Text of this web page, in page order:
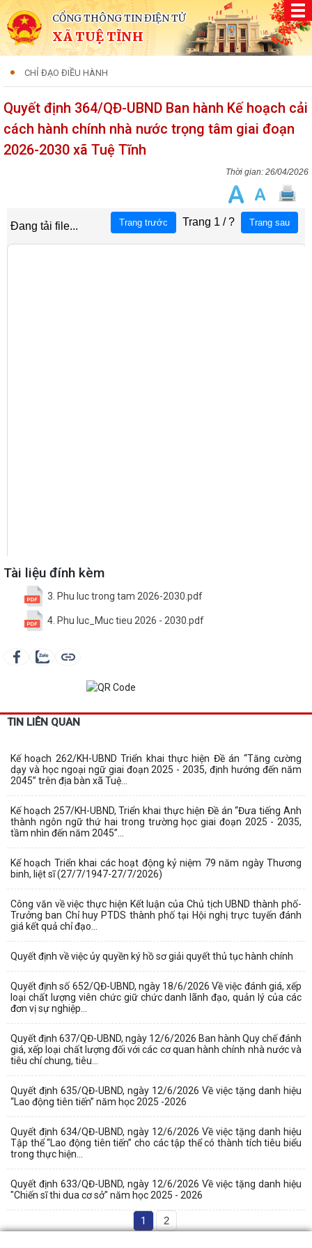
CỔNG THÔNG TIN ĐIỆN TỬ
XÃ TUỆ TĨNH
CHỈ ĐẠO ĐIỀU HÀNH
Quyết định 364/QĐ-UBND Ban hành Kế hoạch cải
cách hành chính nhà nước trọng tâm giai đoạn
2026-2030 xã Tuệ Tĩnh
26/04/2026
Tài liệu đính kèm
3. Phu luc trong tam 2026-2030.pdf
4. Phu luc_Muc tieu 2026 - 2030.pdf
TIN LIÊN QUAN
Kế hoạch 262/KH-UBND Triển khai thực hiện Đề án “Tăng cường
dạy và học ngoại ngữ giai đoạn 2025 - 2035, định hướng đến năm
2045” trên địa bàn xã Tuệ...
Kế hoạch 257/KH-UBND, Triển khai thực hiện Đề án “Đưa tiếng Anh
thành ngôn ngữ thứ hai trong trường học giai đoạn 2025 - 2035,
tầm nhìn đến năm 2045”...
Kế hoạch Triển khai các hoạt động kỷ niệm 79 năm ngày Thương
binh, liệt sĩ (27/7/1947-27/7/2026)
Công văn về việc thực hiện Kết luận của Chủ tịch UBND thành phố-
Trưởng ban Chỉ huy PTDS thành phố tại Hội nghị trực tuyến đánh
giá kết quả chỉ đạo...
Quyết định về việc ủy quyền ký hồ sơ giải quyết thủ tục hành chính
Quyết định số 652/QĐ-UBND, ngày 18/6/2026 Về việc đánh giá, xếp
loại chất lượng viên chức giữ chức danh lãnh đạo, quản lý của các
đơn vị sự nghiệp...
Quyết định 637/QĐ-UBND, ngày 12/6/2026 Ban hành Quy chế đánh
giá, xếp loại chất lượng đối với các cơ quan hành chính nhà nước và
tiêu chí chung, tiêu...
Quyết định 635/QĐ-UBND, ngày 12/6/2026 Về việc tặng danh hiệu
“Lao động tiên tiến” năm học 2025 -2026
Quyết định 634/QĐ-UBND, ngày 12/6/2026 Về việc tặng danh hiệu
Tập thể “Lao động tiên tiến” cho các tập thể có thành tích tiêu biểu
trong thực hiện...
Quyết định 633/QĐ-UBND, ngày 12/6/2026 Về việc tặng danh hiệu
"Chiến sĩ thi dua cơ sở" năm học 2025 - 2026
1 2